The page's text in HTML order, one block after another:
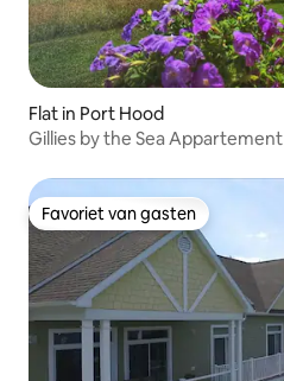
Flat in Port Hood
Gillies by the Sea Appartement
Favoriet van gasten
Favoriet van gasten